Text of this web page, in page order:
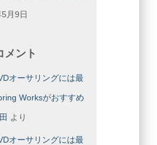
月9日
メント
オーサリングには最
Worksがおすすめ
より
オーサリングには最